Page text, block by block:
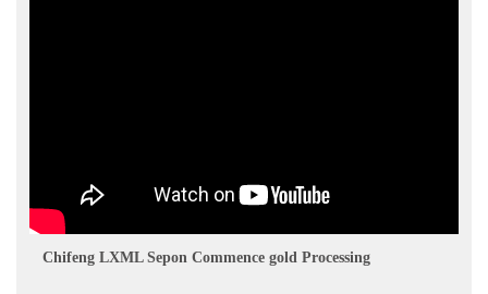
Chifeng LXML Sepon Commence gold Processing